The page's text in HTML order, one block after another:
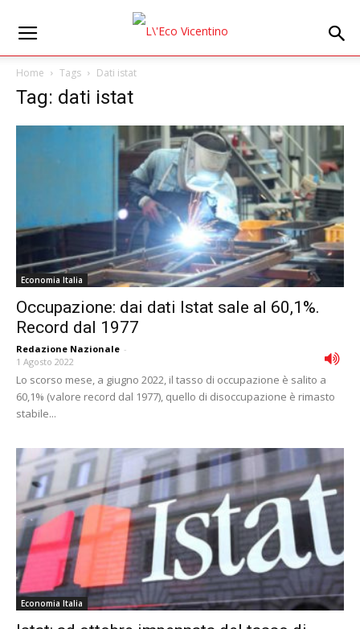
Home Tags Dati istat
Tag: dati istat
Economia Italia
Occupazione: dai dati Istat sale al 60,1%.
Record dal 1977
Redazione Nazionale -
1 Agosto 2022
Lo scorso mese, a giugno 2022, il tasso di occupazione è salito a
60,1% (valore record dal 1977), quello di disoccupazione è rimasto
stabile...
Economia Italia